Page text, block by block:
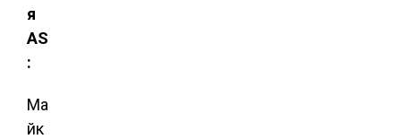
я
AS
:
Ма
йк